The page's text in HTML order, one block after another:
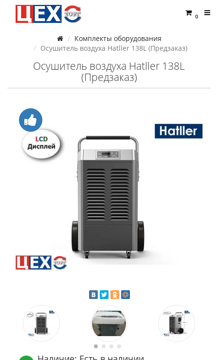
0
Комплекты оборудования
Осушитель воздуха Hatller 138L (Предзаказ)
Осушитель воздуха Hatller 138L
(Предзаказ)